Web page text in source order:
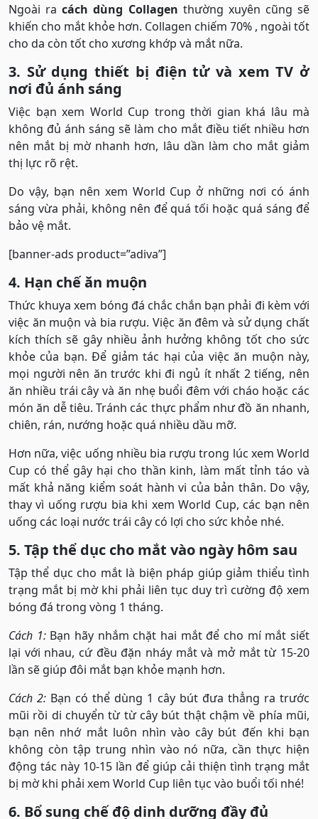
Ngoài racách dùng Collagen thường xuyên cũng sẽ
khiến cho mắt khỏe hơn. Collagen chiếm 70% , ngoài tốt
cho da còn tốt cho xương khớp và mắt nữa.
3. Sử dụng thiết bị điện tử và xem TV ở
nơi đủ ánh sáng
Việc bạn xem World Cup trong thời gian khá lâu mà
không đủ ánh sáng sẽ làm cho mắt điều tiết nhiều hơn
nên mắt bị mờ nhanh hơn, lâu dần làm cho mắt giảm
thị lực rõ rệt.
Do vậy, bạn nên xem World Cup ở những nơi có ánh
sáng vừa phải, không nên để quá tối hoặc quá sáng để
bảo vệ mắt.
[banner-ads product=”adiva”]
4. Hạn chế ăn muộn
Thức khuya xem bóng đá chắc chắn bạn phải đi kèm với
việc ăn muộn và bia rượu. Việc ăn đêm và sử dụng chất
kích thích sẽ gây nhiều ảnh hưởng không tốt cho sức
khỏe của bạn. Để giảm tác hại của việc ăn muộn này,
mọi người nên ăn trước khi đi ngủ ít nhất 2 tiếng, nên
ăn nhiều trái cây và ăn nhẹ buổi đêm với cháo hoặc các
món ăn dễ tiêu. Tránh các thực phẩm như đồ ăn nhanh,
chiên, rán, nướng hoặc quá nhiều dầu mỡ.
Hơn nữa, việc uống nhiều bia rượu trong lúc xem World
Cup có thể gây hại cho thần kinh, làm mất tỉnh táo và
mất khả năng kiểm soát hành vi của bản thân. Do vậy,
thay vì uống rượu bia khi xem World Cup, các bạn nên
uống các loại nước trái cây có lợi cho sức khỏe nhé.
5. Tập thể dục cho mắt vào ngày hôm sau
Tập thể dục cho mắt là biện pháp giúp giảm thiểu tình
trạng mắt bị mờ khi phải liên tục duy trì cường độ xem
bóng đá trong vòng 1 tháng.
Cách 1:Bạn hãy nhắm chặt hai mắt để cho mí mắt siết
lại với nhau, cứ đều đặn nháy mắt và mở mắt từ 15-20
lần sẽ giúp đôi mắt bạn khỏe mạnh hơn.
Cách 2: Bạn có thể dùng 1 cây bút đưa thẳng ra trước
mũi rồi di chuyển từ từ cây bút thật chậm về phía mũi,
bạn nên nhớ mắt luôn nhìn vào cây bút đến khi bạn
không còn tập trung nhìn vào nó nữa, cần thực hiện
động tác này 10-15 lần để giúp cải thiện tình trạng mắt
bị mờ khi phải xem World Cup liên tục vào buổi tối nhé!
6. Bổ sung chế độ dinh dưỡng đầy đủ